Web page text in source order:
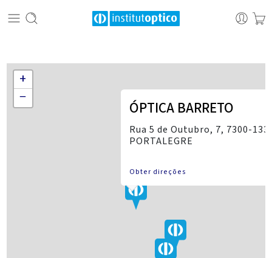
ÓPTICA BARRETO
Rua 5 de Outubro, 7, 7300-133
PORTALEGRE
Obter direções
+
−